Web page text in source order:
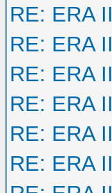
RE: ERA II
RE: ERA II
RE: ERA II
RE: ERA II
RE: ERA II
RE: ERA II